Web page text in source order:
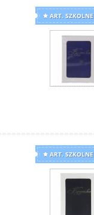
ART. SZKOLNE
ART. SZKOLNE